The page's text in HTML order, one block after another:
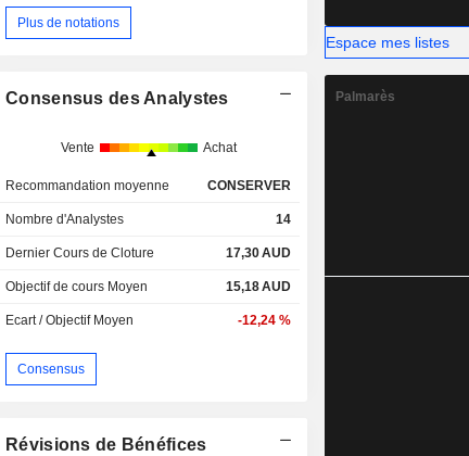
Plus de notations
Consensus des Analystes
Vente Achat
Recommandation moyenne CONSERVER
Nombre d'Analystes 14
Dernier Cours de Cloture 17,30AUD
Objectif de cours Moyen 15,18AUD
Ecart / Objectif Moyen -12,24 %
Consensus
Révisions de Bénéfices
Espace mes listes
Palmarès